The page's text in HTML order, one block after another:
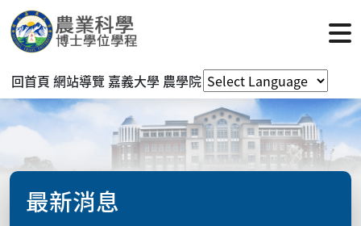
回首頁 網站導覽 嘉義大學 農學院
最新消息